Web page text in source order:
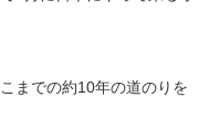
までの約10年の道のりを